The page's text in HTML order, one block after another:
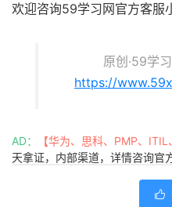
欢迎咨询59学习网官方客服
原创·59学
https://
AD： 【华为、思科、PMP、
天拿证，内部渠道，详情咨询官
